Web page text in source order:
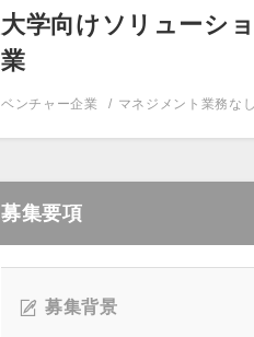
大学向けソリューシ
業
ベンチャー企業 マネジメント業務な
募集要項
募集背景